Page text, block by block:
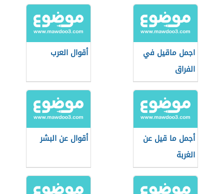
اجمل ماقيل في
الفراق
أقوال العرب
أجمل ما قيل عن
الغربة
أقوال عن البشر